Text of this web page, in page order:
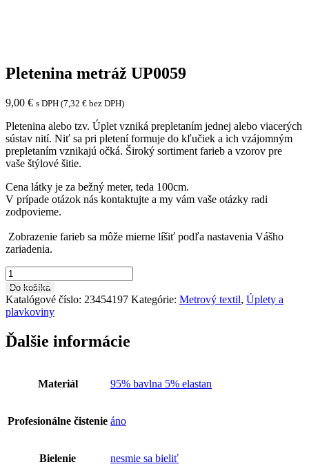
Pletenina metráž UP0059
9,00 € s DPH (7,32 € bez DPH)
Pletenina alebo tzv. Úplet vzniká prepletaním jednej alebo viacerých
sústav nití. Niť sa pri pletení formuje do kľučiek a ich vzájomným
prepletaním vznikajú očká. Široký sortiment farieb a vzorov pre
vaše štýlové šitie.
Cena látky je za bežný meter, teda 100cm.
V prípade otázok nás kontaktujte a my vám vaše otázky radi
zodpovieme.
Zobrazenie farieb sa môže mierne líšiť podľa nastavenia Vášho
zariadenia.
množstvo
Pletenina
metráž
UP0059
Do košíka
Katalógové číslo: 23454197 Kategórie: Metrový textil, Úplety a
plavkoviny
Ďalšie informácie
Materiál 95% bavlna 5% elastan
Profesionálne čistenie áno
Bielenie nesmie sa bieliť